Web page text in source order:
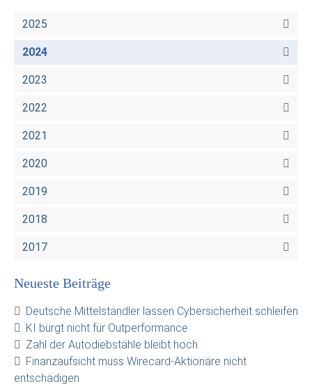
2025
2024
2023
2022
2021
2020
2019
2018
2017
Neueste Beiträge
Deutsche Mittelständler lassen Cybersicherheit schleifen
KI bürgt nicht für Outperformance
Zahl der Autodiebstähle bleibt hoch
Finanzaufsicht muss Wirecard-Aktionäre nicht
entschädigen